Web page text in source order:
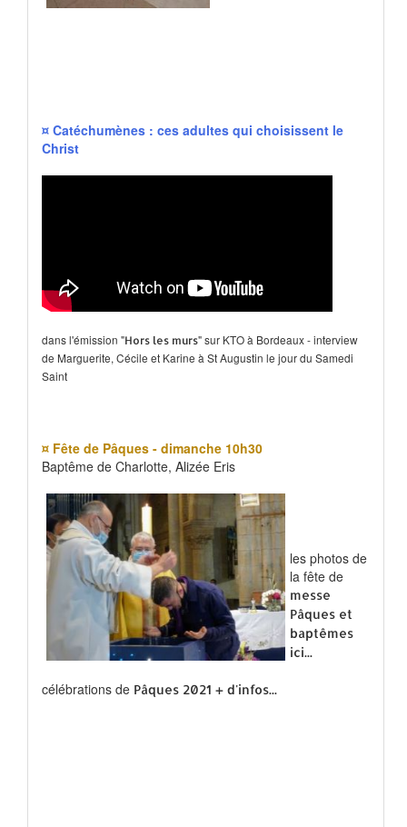
¤ Catéchumènes : ces adultes qui choisissent le
Christ
dans l'émission "Hors les murs" sur KTO à Bordeaux - interview
de Marguerite, Cécile et Karine à St Augustin le jour du Samedi
Saint
¤ Fête de Pâques - dimanche 10h30
Baptême de Charlotte, Alizée Eris
les photos de
la fête de
messe
Pâques et
baptêmes
ici...
célébrations de Pâques 2021 + d'infos...